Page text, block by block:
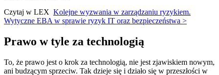
Czytaj w LEX Kolejne wyzwania w zarządzaniu ryzykiem.
Wytyczne EBA w sprawie ryzyk IT oraz bezpieczeństwa >
Prawo w tyle za technologią
To, że prawo jest o krok za technologią, nie jest zjawiskiem nowym,
ani budzącym sprzeciw. Tak dzieje się i działo się w przeszłości w